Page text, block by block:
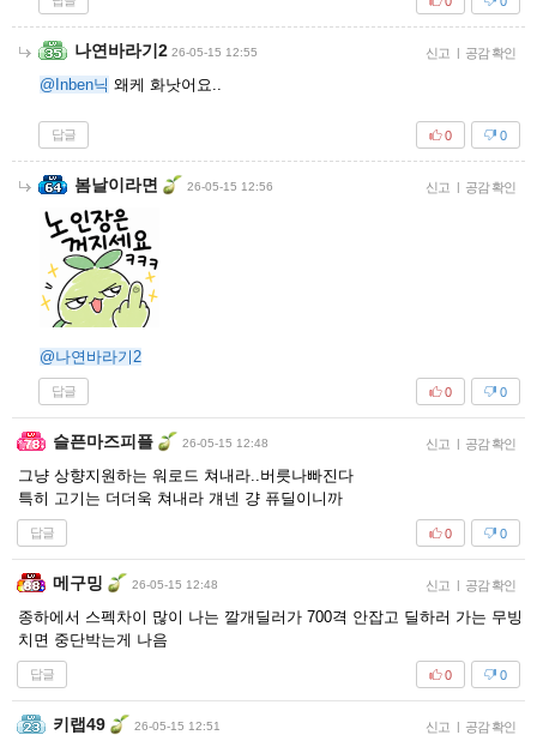
나연바라기2 26-05-15 12:55 신고 | 공감 확인
@Inben닉 왜케 화낫어요..
답글 0
0
봄날이라면 26-05-15 12:56 신고 | 공감 확인
@나연바라기2
답글 0
0
슬픈마즈피플 26-05-15 12:48 신고 | 공감 확인
그냥 상향지원하는 워로드 쳐내라..버릇나빠진다
특히 고기는 더더욱 쳐내라 걔넨 걍 퓨딜이니까
답글 0
0
메구밍 26-05-15 12:48 신고 | 공감 확인
종하에서 스펙차이 많이 나는 깔개딜러가 700격 안잡고 딜하러 가는 무빙
치면 중단박는게 나음
답글 0
0
키랩49 26-05-15 12:51 신고 | 공감 확인